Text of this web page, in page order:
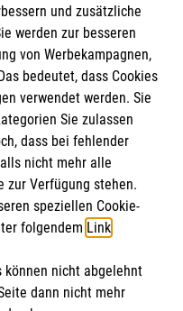
und zusätzliche
werden zur besseren
von Werbekampagnen,
bedeutet, dass Cookies
verwendet werden. Sie
Sie zulassen
dass bei fehlender
nicht mehr alle
zur Verfügung stehen.
speziellen Cookie-
folgendem Link.
können nicht abgelehnt
dann nicht mehr